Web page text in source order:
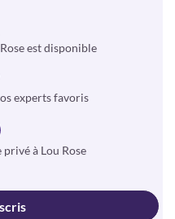
est disponible
experts favoris
privé à Lou Rose